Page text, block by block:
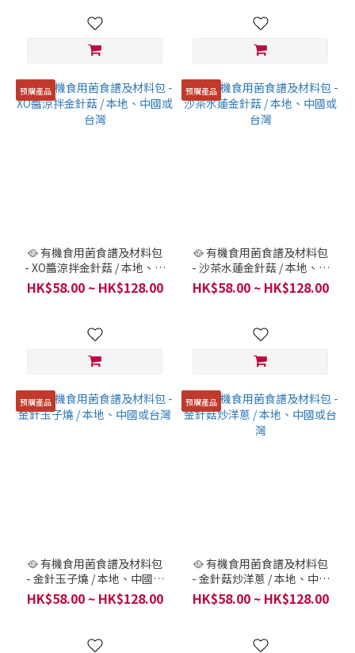
預購產品
🥘 有機食用菌食譜及材料包
- XO醬涼拌金針菇 / 本地、中
國或台灣
HK$58.00 ~ HK$128.00
預購產品
🥘 有機食用菌食譜及材料包
- 沙茶水蓮金針菇 / 本地、中
國或台灣
HK$58.00 ~ HK$128.00
預購產品
🥘 有機食用菌食譜及材料包
- 金針玉子燒 / 本地、中國或
台灣
HK$58.00 ~ HK$128.00
預購產品
🥘 有機食用菌食譜及材料包
- 金針菇炒洋蔥 / 本地、中國
或台灣
HK$58.00 ~ HK$128.00